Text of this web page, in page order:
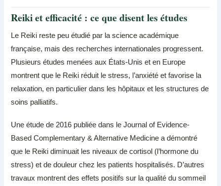
Reiki et efficacité : ce que disent les études
Le Reiki reste peu étudié par la science académique
française, mais des recherches internationales progressent.
Plusieurs études menées aux États-Unis et en Europe
montrent que le Reiki réduit le stress, l’anxiété et favorise la
relaxation, en particulier dans les hôpitaux et les structures de
soins palliatifs.
Une étude de 2016 publiée dans le Journal of Evidence-
Based Complementary & Alternative Medicine a démontré
que le Reiki diminuait les niveaux de cortisol (l’hormone du
stress) et de douleur chez les patients hospitalisés. D’autres
travaux montrent des effets positifs sur la qualité du sommeil